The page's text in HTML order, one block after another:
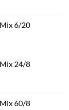
6/20
24/8
60/8